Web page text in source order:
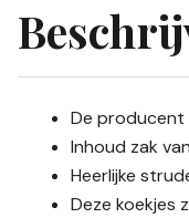
De producent
Inhoud zak
Heerlijke
Deze koekjes